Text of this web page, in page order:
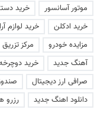
موتور آسانسور خرید
خرید ادکلن
خرید لوازم
مزایده خودرو
مرکز
آهنگ جدید
خرید
صرافی ارز دیجیتال
دانلود اهنگ جدید
رزرو